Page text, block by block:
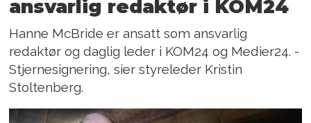
ansvarlig redaktør i KOM24
Hanne McBride er ansatt som ansvarlig
redaktør og daglig leder i KOM24 og Medier24. -
Stjernesignering, sier styreleder Kristin
Stoltenberg.